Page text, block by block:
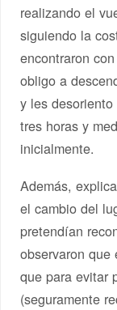
realizando el
siguiendo la
encontraron
obligo a
y les
tres horas y
inicialmente.
Además,
el cambio del
pretendían
observaron
que para evitar
(seguramente